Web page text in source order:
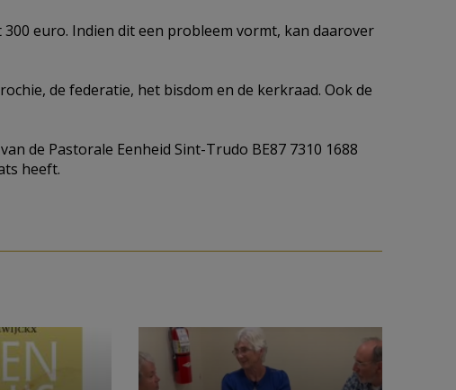
euro. Indien dit een probleem vormt, kan daarover
de federatie, het bisdom en de kerkraad. Ook de
de Pastorale Eenheid Sint-Trudo BE87 7310 1688
heeft.